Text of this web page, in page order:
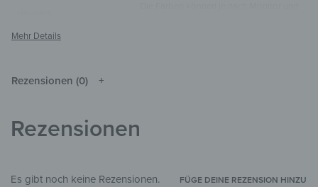
Rezensionen (0)
Rezensionen
Es gibt noch keine Rezensionen. FÜGE DEINE REZENSION HINZU